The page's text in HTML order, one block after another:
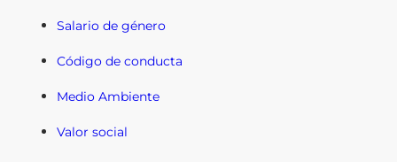
Salario de género
Código de conducta
Medio Ambiente
Valor social